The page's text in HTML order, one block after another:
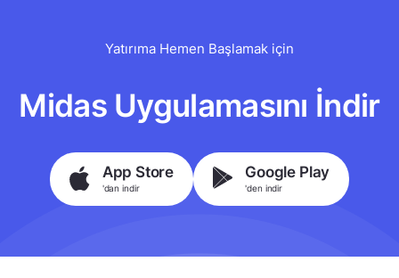
Yatırıma Hemen Başlamak için
Midas Uygulamasını İndir
App Store
'dan indir
Google Play
'den indir